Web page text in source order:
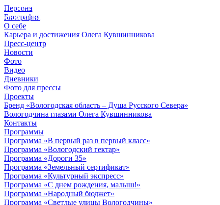
Персона
Биография
О себе
Карьера и достижения Олега Кувшинникова
Пресс-центр
Новости
Фото
Видео
Дневники
Фото для прессы
Проекты
Бренд «Вологодская область – Душа Русского Севера»
Вологодчина глазами Олега Кувшинникова
Контакты
Программы
Программа «В первый раз в первый класс»
Программа «Вологодский гектар»
Программа «Дороги 35»
Программа «Земельный сертификат»
Программа «Культурный экспресс»
Программа «С днем рождения, малыш!»
Программа «Народный бюджет»
Программа «Светлые улицы Вологодчины»
© 2012 - 2023,
КУВШИННИКОВ О.А.